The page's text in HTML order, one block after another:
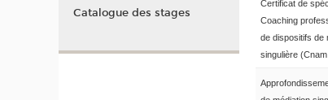
Certificat de
Coaching
de dispositifs de
singulière
Catalogue des stages